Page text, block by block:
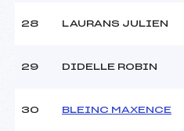
28 LAURANS JULIEN
29 DIDELLE ROBIN
30 BLEINC MAXENCE